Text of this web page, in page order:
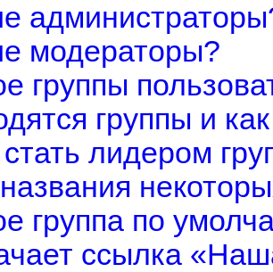
модераторы?
группы
группы и
лидером
группа по
ссылка